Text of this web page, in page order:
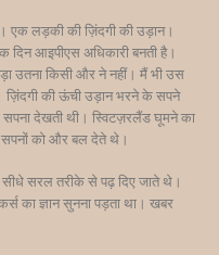
एक लड़की की ज़िंदगी की उड़ान।
दिन आइपीएस अधिकारी बनती है।
उतना किसी और ने नहीं। मैं भी उस
की ऊंची उड़ान भरने के सपने
सपना देखती थी। स्विटज़रलैंड घूमने का
को और बल देते थे।
सरल तरीके से पढ़ दिए जाते थे।
का ज्ञान सुनना पड़ता था। खबर